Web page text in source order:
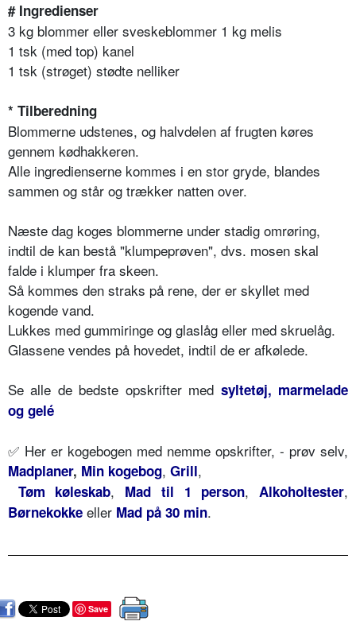
# Ingredienser
3 kg blommer eller sveskeblommer 1 kg melis
1 tsk (med top) kanel
1 tsk (strøget) stødte nelliker
* Tilberedning
Blommerne udstenes, og halvdelen af frugten køres
gennem kødhakkeren.
Alle ingredienserne kommes i en stor gryde, blandes
sammen og står og trækker natten over.
Næste dag koges blommerne under stadig omrøring,
indtil de kan bestå "klumpeprøven", dvs. mosen skal
falde i klumper fra skeen.
Så kommes den straks på rene, der er skyllet med
kogende vand.
Lukkes med gummiringe og glaslåg eller med skruelåg.
Glassene vendes på hovedet, indtil de er afkølede.
Se alle de bedste opskrifter med syltetøj, marmelade
og gelé
✅ Her er kogebogen med nemme opskrifter, - prøv selv,
Madplaner, Min kogebog, Grill,
Tøm køleskab, Mad til 1 person,Alkoholtester,
Børnekokke eller Mad på 30 min.
Save